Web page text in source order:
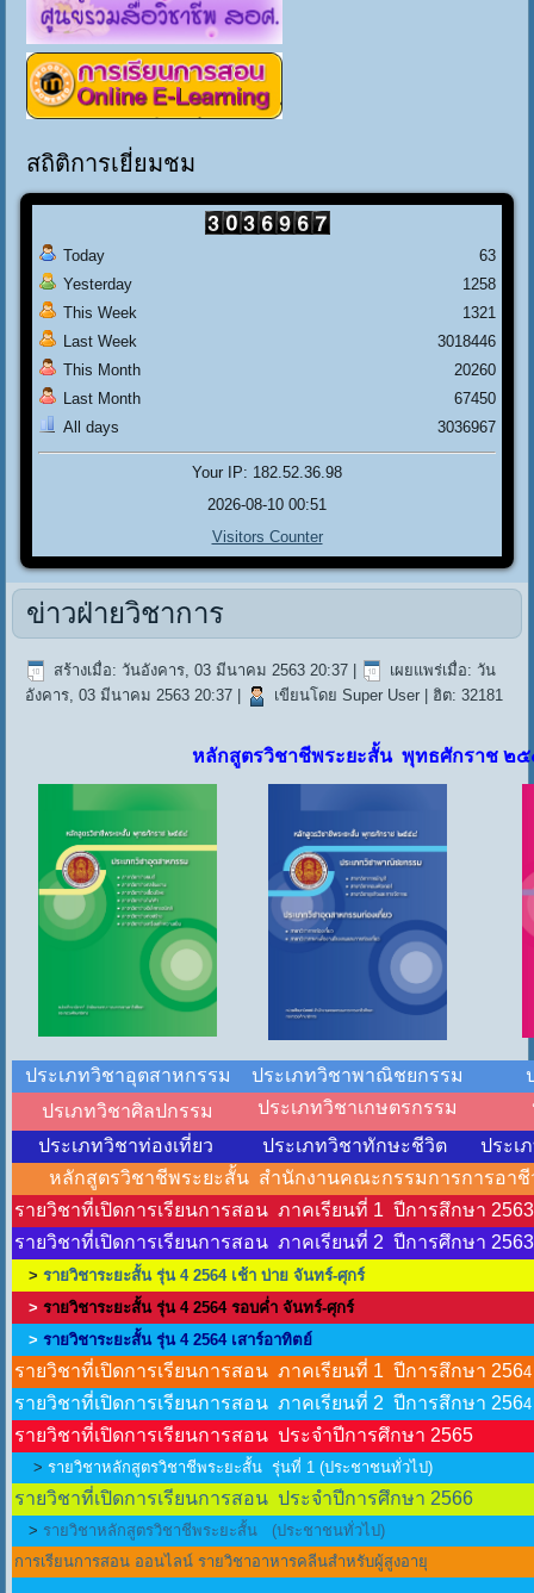
สถิติการเยี่ยมชม
Today
Yesterday
This Week
Last Week
This Month
Last Month
All days
63
1258
1321
3018446
20260
67450
3036967
Your IP: 182.52.36.98
2026-08-10 00:51
Visitors Counter
ข่าวฝ่ายวิชาการ
สร้างเมื่อ: วันอังคาร, 03 มีนาคม 2563 20:37
เผยแพร่เมื่อ: วัน
อังคาร, 03 มีนาคม 2563 20:37
เขียนโดย Super User | ฮิต: 32181
หลักสูตรวิชาชีพระยะสั้น พุทธศักราช
ประเภทวิชาอุตสาหกรรม ประเภทวิชาพาณิชยกรรม
ปรเภทวิชาศิลปกรรม
ประเภทวิชาเกษตรกรรม
ประเภทวิชาท่องเที่ยว
ประเภทวิชาทักษะชีวิต
ประเ
หลักสูตรวิชาชีพระยะสั้น สำนักงานคณะกรรมการการอา
รายวิชาที่เปิดการเรียนการสอน ภาคเรียนที่ 1 ปีการสึกษา 2563
รายวิชาที่เปิดการเรียนการสอน ภาคเรียนที่ 2 ปีการศึกษา 2563
>รายวิชาระยะสั้น รุ่น 4 2564 เช้า บ่าย จันทร์-ศุกร์
>รายวิชาระยะสั้น รุ่น 4 2564 รอบค่ำ จันทร์-ศุกร์
>รายวิชาระยะสั้น รุ่น 4 2564 เสาร์อาทิตย์
รายวิชาที่เปิดการเรียนการสอน ภาคเรียนที่ 1 ปีการสึกษา 2564
รายวิชาที่เปิดการเรียนการสอน ภาคเรียนที่ 2 ปีการสึกษา 2564
รายวิชาที่เปิดการเรียนการสอน ประจำปีการศึกษา 2565
> รายวิชาหลักสูตรวิชาชีพระยะสั้นรุ่นที่ 1 (ประชาชนทั่วไป)
รายวิชาที่เปิดการเรียนการสอน ประจำปีการศึกษา 2566
> รายวิชาหลักสูตรวิชาชีพระยะสั้น
(ประชาชนทั่วไป)
การเรียนการสอน ออนไลน์ รายวิชาอาหารคลีนสำหรับผู้สูงอายุ